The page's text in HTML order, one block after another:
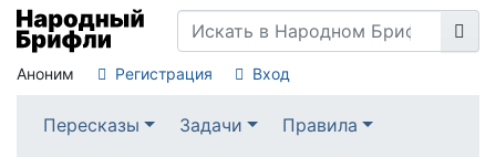
Аноним Регистрация Вход
Пересказы Задачи
Правила